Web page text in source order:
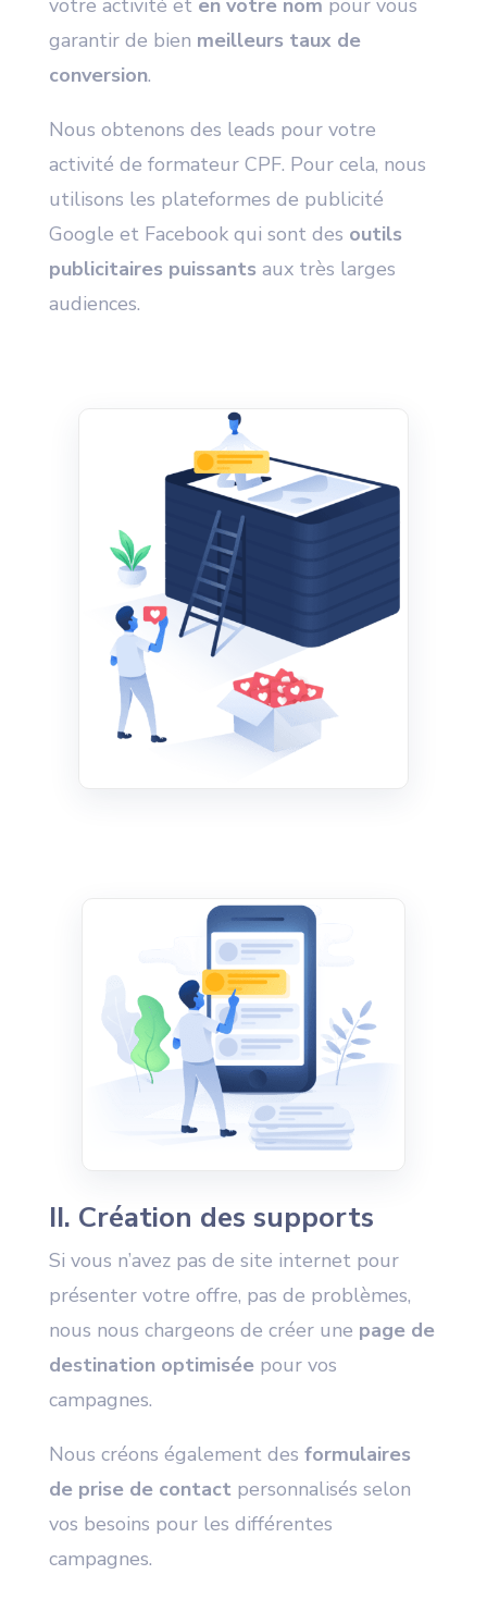
garantir de bien meilleurs taux de
conversion.
Nous obtenons des leads pour votre
activité de formateur CPF. Pour cela, nous
utilisons les plateformes de publicité
Google et Facebook qui sont des outils
publicitaires puissants aux très larges
audiences.
II. Création des supports
Si vous n’avez pas de site internet pour
présenter votre offre, pas de problèmes,
nous nous chargeons de créer une page de
destination optimiséepour vos
campagnes.
Nous créons également des formulaires
de prise de contact personnalisés selon
vos besoins pour les différentes
campagnes.